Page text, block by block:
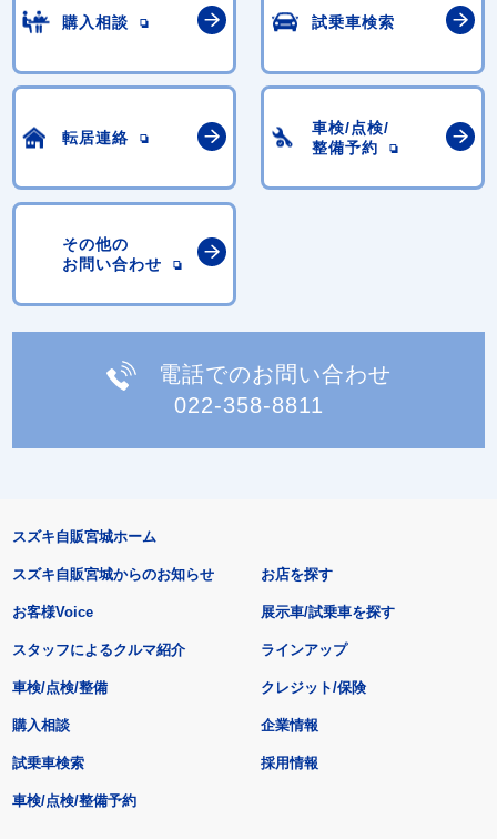
購入相談 試乗車検索
転居連絡
車検/点検/
整備予約
その他の
お問い合わせ
電話でのお問い合わせ
022-358-8811
スズキ自販宮城ホーム
スズキ自販宮城からのお知らせ
お客様Voice
スタッフによるクルマ紹介
お店を探す
展示車/試乗車を探す
ラインアップ
車検/点検/整備 クレジット/保険
購入相談
試乗車検索
車検/点検/整備予約
企業情報
採用情報